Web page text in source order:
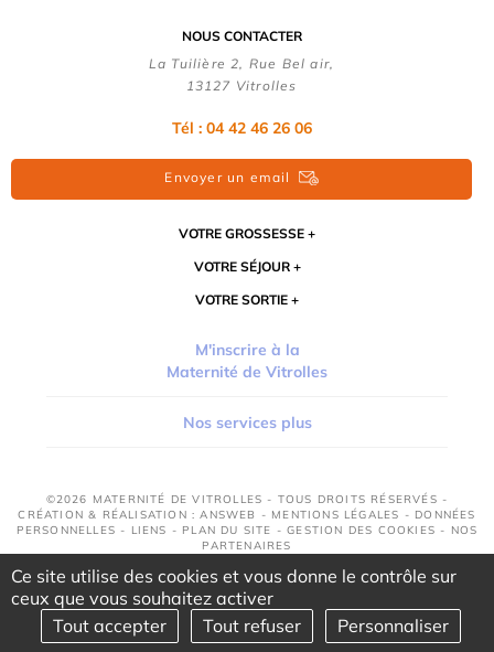
NOUS CONTACTER
La Tuilière 2, Rue Bel air,
13127 Vitrolles
Tél : 04 42 46 26 06
Envoyer un email
VOTRE GROSSESSE
VOTRE SÉJOUR
VOTRE SORTIE
M'inscrire à la
Maternité de Vitrolles
Nos services plus
©2026 MATERNITÉ DE VITROLLES - TOUS DROITS RÉSERVÉS -
CRÉATION & RÉALISATION : ANSWEB - MENTIONS LÉGALES - DONNÉES
PERSONNELLES - LIENS - PLAN DU SITE -GESTION DES COOKIES - NOS
PARTENAIRES
Ce site utilise des cookies et vous donne le contrôle sur
ceux que vous souhaitez activer
Tout accepter
Tout refuser Personnaliser